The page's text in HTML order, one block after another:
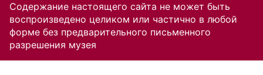
Содержание настоящего сайта не может быть
воспроизведено целиком или частично в любой
форме без предварительного письменного
разрешения музея